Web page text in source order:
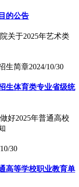
的公告
关于2025年艺术类
生简章2024/10/30
生体育类专业省级统
好2025年普通高校
30
高等学校职业教育单